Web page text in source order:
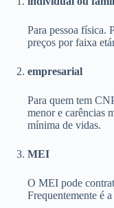
Para pessoa física.
preços por faixa
empresarial
Para quem tem
menor e carências
mínima de vidas.
MEI
O MEI pode
Frequentemente é